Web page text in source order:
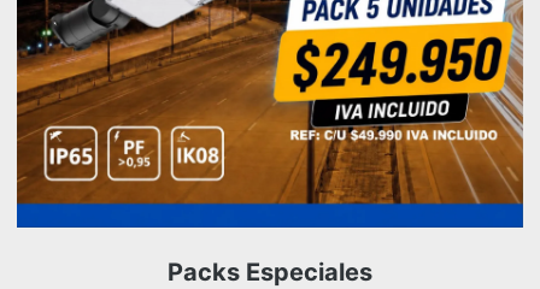
Packs Especiales